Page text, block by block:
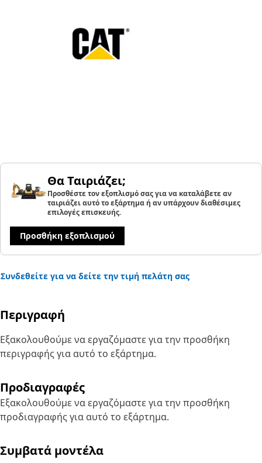
Θα Ταιριάζει;
Προσθέστε τον εξοπλισμό σας για να καταλάβετε αν
ταιριάζει αυτό το εξάρτημα ή αν υπάρχουν διαθέσιμες
επιλογές επισκευής.
Προσθήκη εξοπλισμού
Συνδεθείτε για να δείτε την τιμή πελάτη σας
Περιγραφή
Εξακολουθούμε να εργαζόμαστε για την προσθήκη
περιγραφής για αυτό το εξάρτημα.
Προδιαγραφές
Εξακολουθούμε να εργαζόμαστε για την προσθήκη
προδιαγραφής για αυτό το εξάρτημα.
Συμβατά μοντέλα